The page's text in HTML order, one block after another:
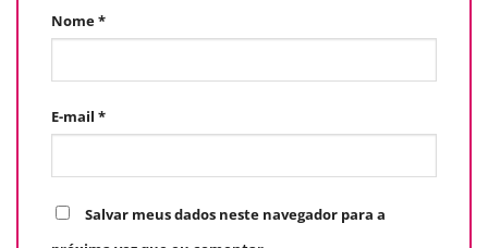
Nome*
E-mail *
Salvar meus dados neste navegador para a